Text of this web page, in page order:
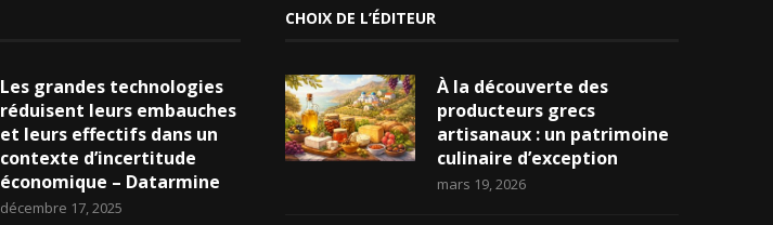
Les grandes technologies
réduisent leurs embauches
et leurs effectifs dans un
contexte d’incertitude
économique – Datarmine
décembre 17, 2025
CHOIX DE L’ÉDITEUR
À la découverte des
producteurs grecs
artisanaux : un patrimoine
culinaire d’exception
mars 19, 2026